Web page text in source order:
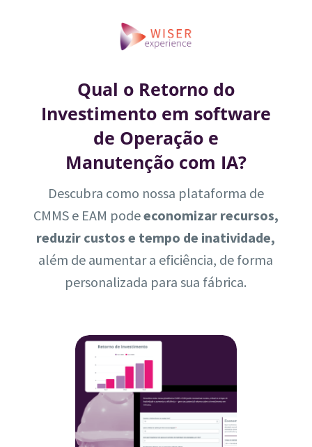
Qual o Retorno do
Investimento em software
de Operação e
Manutenção com IA?
Descubra como nossa plataforma de
CMMS e EAM podeeconomizar recursos,
reduzir custos e tempo de inatividade,
além de aumentar a eficiência, de forma
personalizada para sua fábrica.